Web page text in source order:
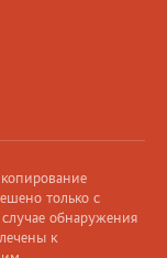
только с
обнаружения
к